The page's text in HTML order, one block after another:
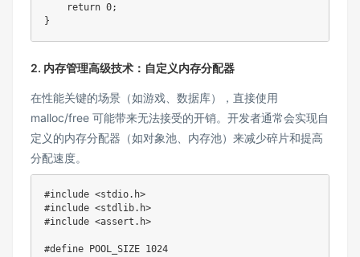
return 0;
}
2. 内存管理高级技术：自定义内存分配器
在性能关键的场景（如游戏、数据库），直接使用
malloc/free 可能带来无法接受的开销。开发者通常会实现自
定义的内存分配器（如对象池、内存池）来减少碎片和提高
分配速度。
#include <stdio.h>
#include <stdlib.h>
#include <assert.h>
#define POOL_SIZE 1024